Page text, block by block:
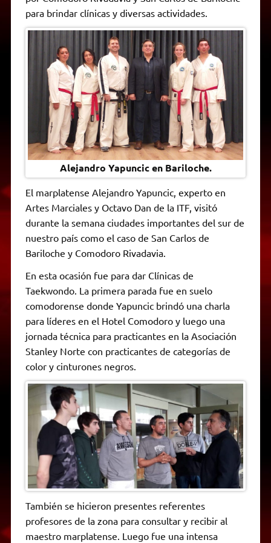
p
p
a
m
e
r
o
o
k
n
g
e
n
k
r
i
n
d
l
para brindar clínicas y diversas actividades.
Alejandro Yapuncic en Bariloche.
El marplatense Alejandro Yapuncic, experto en
Artes Marciales y Octavo Dan de la ITF, visitó
durante la semana ciudades importantes del sur de
nuestro país como el caso de San Carlos de
Bariloche y Comodoro Rivadavia.
En esta ocasión fue para dar Clínicas de
Taekwondo. La primera parada fue en suelo
comodorense donde Yapuncic brindó una charla
para líderes en el Hotel Comodoro y luego una
jornada técnica para practicantes en la Asociación
Stanley Norte con practicantes de categorías de
color y cinturones negros.
También se hicieron presentes referentes
profesores de la zona para consultar y recibir al
maestro marplatense. Luego fue una intensa